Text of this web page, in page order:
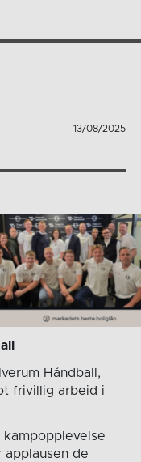
13/08/2025
Håndball,
frivillig arbeid i
kampopplevelse
de